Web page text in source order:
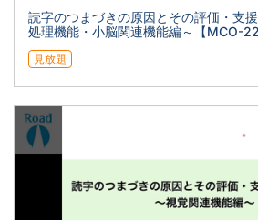
読字のつまづきの原因とその評価・支
処理機能・小脳関連機能編～【MCO-22
見放題